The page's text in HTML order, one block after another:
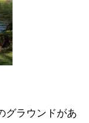
グラウンドがあ